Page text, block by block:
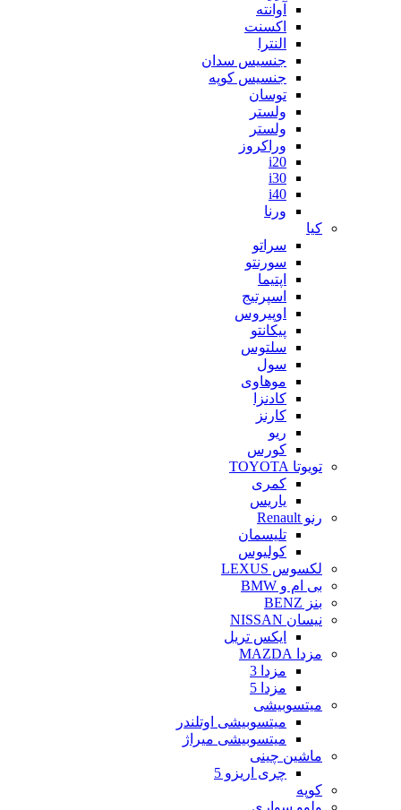
آوانته
اکسنت
النترا
جنسیس سدان
جنسیس کوپه
توسان
ولستر
ولستر
وراکروز
i20
i30
i40
ورنا
کیا
سراتو
سورنتو
اپتیما
اسپرتیج
اوپیروس
پیکانتو
سلتوس
سول
موهاوی
کادنزا
کارنز
ریو
کورس
تویوتا TOYOTA
کمری
یاریس
رنو Renault
تلیسمان
کولیوس
لکسوس LEXUS
بی ام و BMW
بنز BENZ
نیسان NISSAN
ایکس تریل
مزدا MAZDA
مزدا 3
مزدا 5
میتسوبیشی
میتسوبیشی اوتلندر
میتسوبیشی میراژ
ماشین چینی
چری اریزو 5
کوپه
ولوو سواری